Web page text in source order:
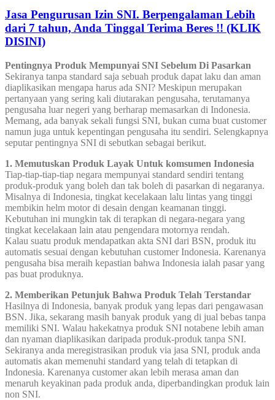
Jasa Pengurusan Izin SNI. Berpengalaman Lebih
dari 7 tahun, Anda Tinggal Terima Beres !! (KLIK
DISINI)
Pentingnya Produk Mempunyai SNI Sebelum Di Pasarkan
Sekiranya tanpa standard saja sebuah produk dapat laku dan aman
diaplikasikan mengapa harus ada SNI? Meskipun merupakan
pertanyaan yang sering kali diutarakan pengusaha, terutamanya
pengusaha luar negeri yang berharap memasarkan di Indonesia.
Memang, ada banyak sekali fungsi SNI, bukan cuma buat customer
namun juga untuk kepentingan pengusaha itu sendiri. Selengkapnya
seputar pentingnya SNI di sebutkan sebagai berikut.
1. Memutuskan Produk Layak Untuk komsumen Indonesia
Tiap-tiap-tiap-tiap negara mempunyai standard sendiri tentang
produk-produk yang boleh dan tak boleh di pasarkan di negaranya.
Misalnya di Indonesia, tingkat kecelakaan lalu lintas yang tinggi
membikin helm motor di desain dengan keamanan tinggi.
Kebutuhan ini mungkin tak di terapkan di negara-negara yang
tingkat kecelakaan lain atau pengendara motornya rendah.
Kalau suatu produk mendapatkan akta SNI dari BSN, produk itu
automatis sesuai dengan kebutuhan customer Indonesia. Karenanya
pengusaha bisa meraih kepastian bahwa Indonesia ialah pasar yang
pas buat produknya.
2. Memberikan Petunjuk Bahwa Produk Telah Terstandar
Hasilnya di Indonesia, banyak produk yang lepas dari pengawasan
BSN. Jika, sekarang masih banyak produk yang di jual bebas tanpa
memiliki SNI. Walau hakekatnya produk SNI notabene lebih aman
dan nyaman diaplikasikan daripada produk-produk tanpa SNI.
Sekiranya anda meregistrasikan produk via jasa SNI, produk anda
automatis akan memenuhi standard yang telah di tetapkan di
Indonesia. Karenanya customer akan lebih merasa aman dan
menaruh keyakinan pada produk anda, diperbandingkan produk lain
non SNI.